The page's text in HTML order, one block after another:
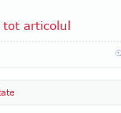
tot articolul